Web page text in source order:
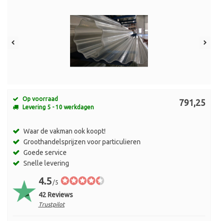
Op voorraad
Levering 5 - 10 werkdagen
791,25
Waar de vakman ook koopt!
Groothandelsprijzen voor particulieren
Goede service
Snelle levering
4.5/5
42 Reviews
Trustpilot